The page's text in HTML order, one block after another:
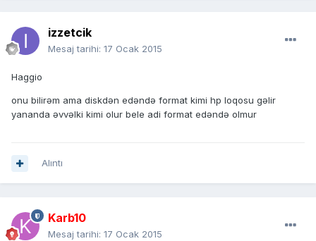
izzetcik
Mesaj tarihi: 17 Ocak 2015
Haggio
onu bilirəm ama diskdən edəndə format kimi hp loqosu gəlir
yananda əvvəlki kimi olur bele adi format edəndə olmur
Alıntı
Karb10
Mesaj tarihi: 17 Ocak 2015